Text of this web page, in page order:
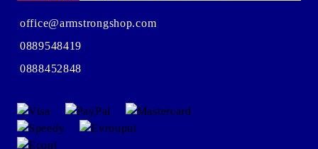
office@armstrongshop.com
0889548419
0888452848